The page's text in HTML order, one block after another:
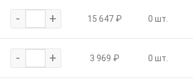
- + 15 647 ₽ 0 шт.
- + 3 969 ₽ 0 шт.